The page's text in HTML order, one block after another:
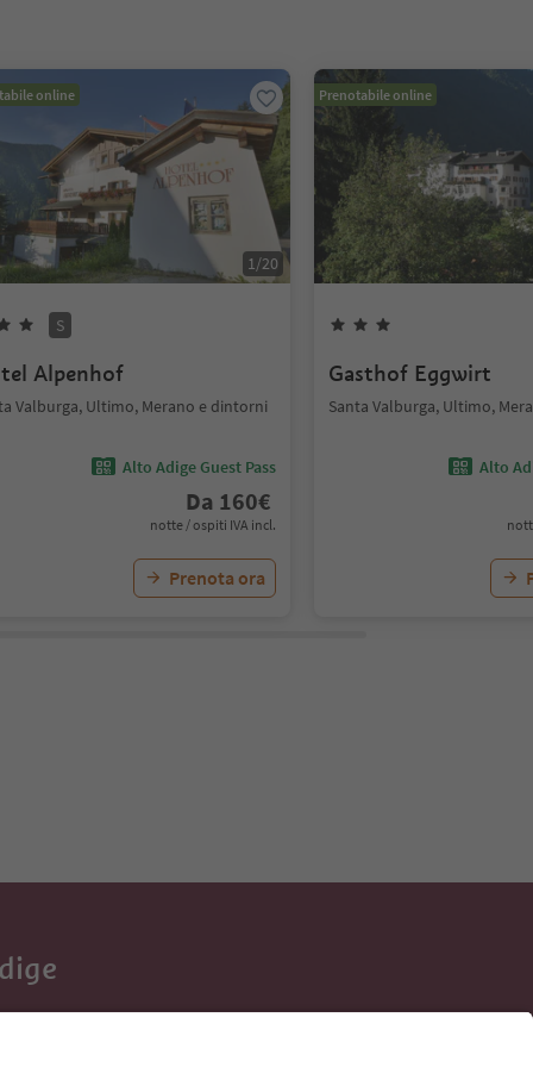
online
1/20
S
Alpenhof
Valburga, Ultimo, Merano e dintorni
Alto Adige Guest Pass
Da 160€
notte / ospiti IVA incl.
Prenota ora
Prenotabile online
Gasthof Eggwirt
Santa Valburga, Ultimo,
Alto
vacanze,